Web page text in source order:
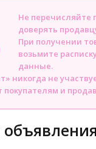
Не перечисляйте
доверять
При получении
возьмите
данные.
никогда не
покупателям и